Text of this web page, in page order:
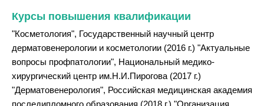
Курсы повышения квалификации
"Косметология", Государственный научный центр
дерматовенерологии и косметологии (2016 г.) "Актуальные
вопросы профпатологии", Национальный медико-
хирургический центр им.Н.И.Пирогова (2017 г.)
"Дерматовенерология", Российская медицинская академия
последипломного образования (2018 г.) "Организация